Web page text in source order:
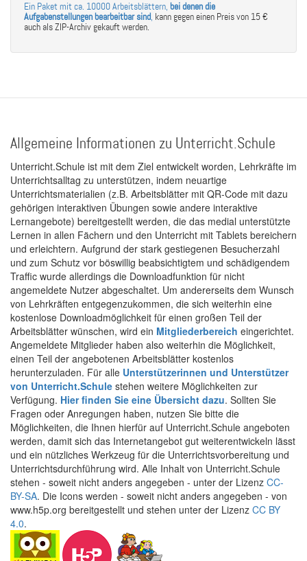
Ein Paket mit ca. 10000 Arbeitsblättern, bei denen die
Aufgabenstellungen bearbeitbar sind, kann gegen einen Preis von 15 €
auch als ZIP-Archiv gekauft werden.
Allgemeine Informationen zu Unterricht.Schule
Unterricht.Schule ist mit dem Ziel entwickelt worden, Lehrkräfte im
Unterrichtsalltag zu unterstützen, indem neuartige
Unterrichtsmaterialien (z.B. Arbeitsblätter mit QR-Code mit dazu
gehörigen interaktiven Übungen sowie andere interaktive
Lernangebote) bereitgestellt werden, die das medial unterstützte
Lernen in allen Fächern und den Unterricht mit Tablets bereichern
und erleichtern. Aufgrund der stark gestiegenen Besucherzahl
und zum Schutz vor böswillig beabsichtigtem und schädigendem
Traffic wurde allerdings die Downloadfunktion für nicht
angemeldete Nutzer abgeschaltet. Um andererseits dem Wunsch
von Lehrkräften entgegenzukommen, die sich weiterhin eine
kostenlose Downloadmöglichkeit für einen großen Teil der
Arbeitsblätter wünschen, wird ein Mitgliederbereich eingerichtet.
Angemeldete Mitglieder haben also weiterhin die Möglichkeit,
einen Teil der angebotenen Arbeitsblätter kostenlos
herunterzuladen. Für alle Unterstützerinnen und Unterstützer
von Unterricht.Schule stehen weitere Möglichkeiten zur
Verfügung. Hier finden Sie eine Übersicht dazu. Sollten Sie
Fragen oder Anregungen haben, nutzen Sie bitte die
Möglichkeiten, die Ihnen hierfür auf Unterricht.Schule angeboten
werden, damit sich das Internetangebot gut weiterentwickeln lässt
und ein nützliches Werkzeug für die Unterrichtsvorbereitung und
Unterrichtsdurchführung wird. Alle Inhalt von Unterricht.Schule
stehen - soweit nicht anders angegeben - unter der Lizenz CC-
BY-SA. Die Icons werden - soweit nicht anders angegeben - von
www.h5p.org bereitgestellt und stehen unter der Lizenz CC BY
4.0.